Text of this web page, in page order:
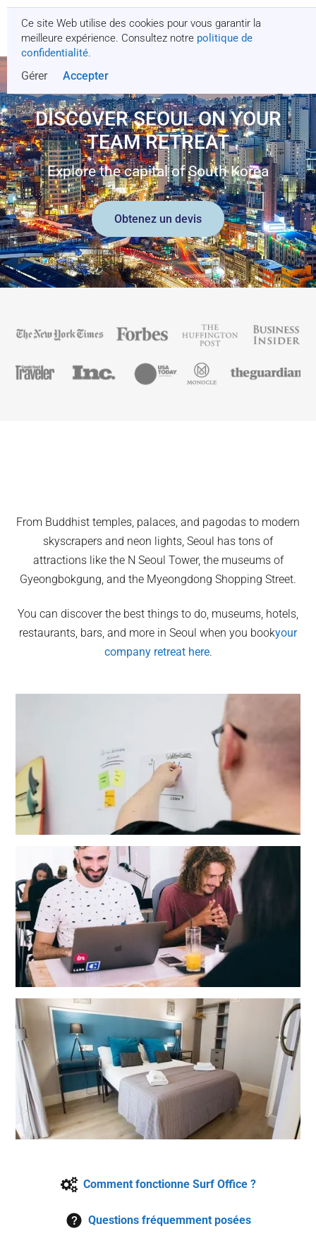
Ce site Web utilise des cookies pour vous garantir la
meilleure expérience. Consultez notre politique de
confidentialité.
Gérer Accepter
Obtenez un devis
DISCOVER SEOUL ON YOUR
TEAM RETREAT
Explore the capital of South Korea
Obtenez un devis
From Buddhist temples, palaces, and pagodas to modern
skyscrapers and neon lights, Seoul has tons of
attractions like the N Seoul Tower, the museums of
Gyeongbokgung, and the Myeongdong Shopping Street.
You can discover the best things to do, museums, hotels,
restaurants, bars, and more in Seoul when you bookyour
company retreat here.
Comment fonctionne Surf Office ?
Questions fréquemment posées